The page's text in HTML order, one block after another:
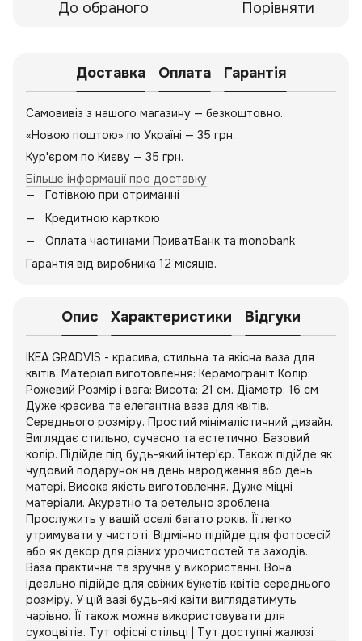
До обраного Порівняти
Доставка Оплата Гарантія
Самовивіз з нашого магазину — безкоштовно.
«Новою поштою» по Україні — 35 грн.
Кур'єром по Києву — 35 грн.
Більше інформації про доставку
Готівкою при отриманні
Кредитною карткою
Оплата частинами ПриватБанк та monobank
Гарантія від виробника 12 місяців.
Опис Характеристики Відгуки
IKEA GRADVIS - красива, стильна та якісна ваза для
квітів. Матеріал виготовлення: Керамограніт Колір:
Рожевий Розмір і вага: Висота: 21 см. Діаметр: 16 см
Дуже красива та елегантна ваза для квітів.
Середнього розміру. Простий мінімалістичний дизайн.
Виглядає стильно, сучасно та естетично. Базовий
колір. Підійде під будь-який інтер'єр. Також підійде як
чудовий подарунок на день народження або день
матері. Висока якість виготовлення. Дуже міцні
матеріали. Акуратно та ретельно зроблена.
Прослужить у вашій оселі багато років. Її легко
утримувати у чистоті. Відмінно підійде для фотосесій
або як декор для різних урочистостей та заходів.
Ваза практична та зручна у використанні. Вона
ідеально підійде для свіжих букетів квітів середнього
розміру. У цій вазі будь-які квіти виглядатимуть
чарівно. Її також можна використовувати для
сухоцвітів. Тут офісні стільці | Тут доступні жалюзі